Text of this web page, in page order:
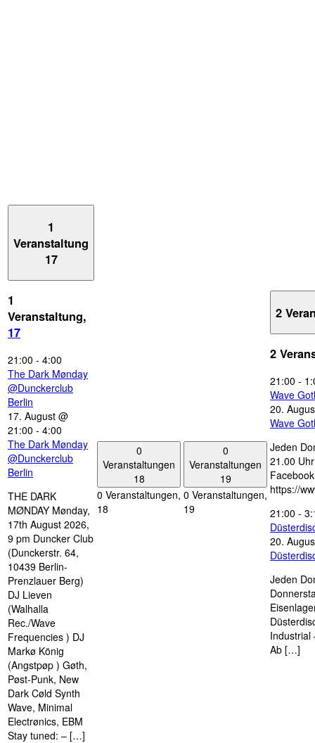
1
Veranstaltung
17
1
Veranstaltung,
17
21:00 - 4:00
The Dark Mønday
@Dunckerclub
Berlin
17. August @
21:00 - 4:00
The Dark Mønday
@Dunckerclub
Berlin
THE DARK
MØNDAY Mønday,
17th August 2026,
9 pm Duncker Club
(Dunckerstr. 64,
10439 Berlin-
Prenzlauer Berg)
DJ Lieven
(Walhalla
Rec./Wave
Frequencies ) DJ
Markø König
(Angstpøp ) Gøth,
Pøst-Punk, New
Dark Cøld Synth
Wave, Minimal
Electrønics, EBM
Stay tuned: – […]
0
Veranstaltungen
18
0 Veranstaltungen,
18
0
Veranstaltungen
19
0 Veranstaltungen,
19
2
2
21:00 -
Wave
20.
Wave
Jeden
21.00
https://
21:00 -
20.
Jeden
Industrial
Ab […]